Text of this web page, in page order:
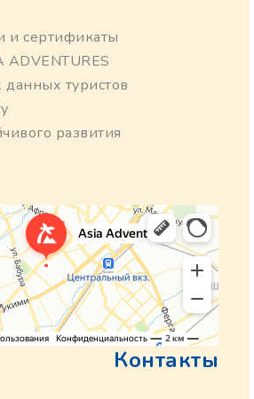
и сертификаты
ADVENTURES
туристов
развития
Контакты